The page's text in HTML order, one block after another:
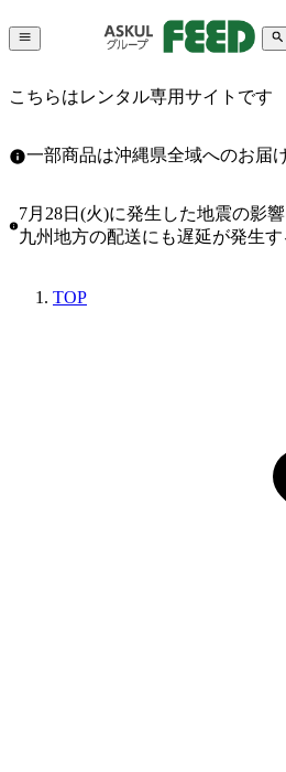
こちらはレンタル専用サイトです
一部商品は沖縄県全域へのお届
7月28日(火)に発生した地震の影
九州地方の配送にも遅延が発生
TOP